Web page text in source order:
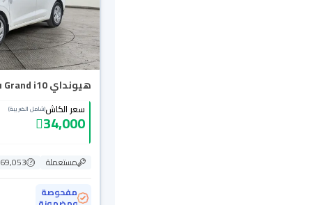
هيونداي Grand i10 فلييت 2024
سعر الكاش(شامل الضريبة)
34,000
مستعملة
69,053 كم
مفحوصة